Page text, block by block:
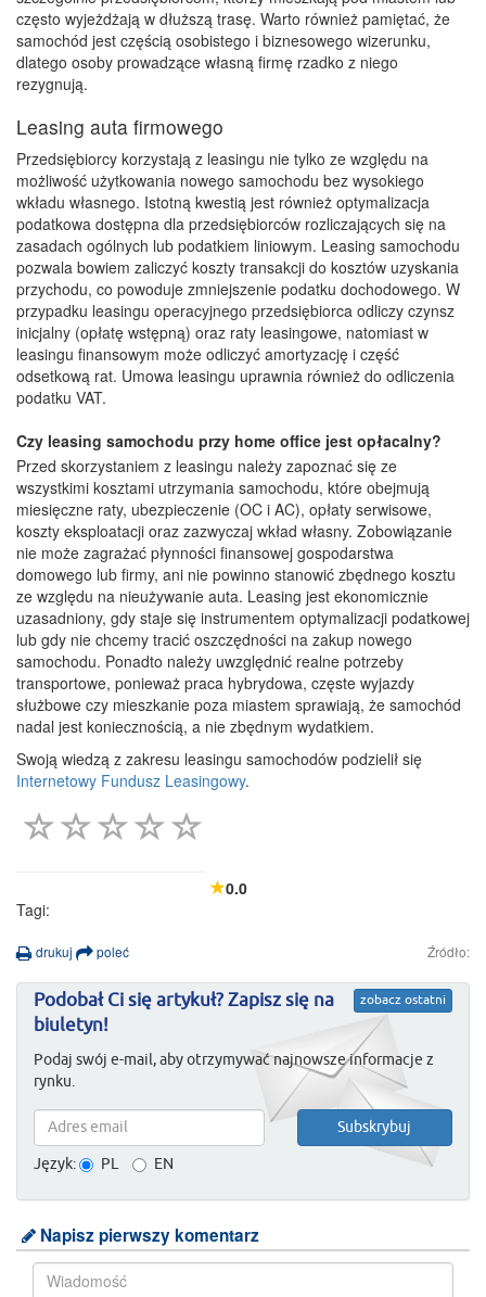
często wyjeżdżają w dłuższą trasę. Warto również pamiętać, że
samochód jest częścią osobistego i biznesowego wizerunku,
dlatego osoby prowadzące własną firmę rzadko z niego
rezygnują.
Leasing auta firmowego
Przedsiębiorcy korzystają z leasingu nie tylko ze względu na
możliwość użytkowania nowego samochodu bez wysokiego
wkładu własnego. Istotną kwestią jest również optymalizacja
podatkowa dostępna dla przedsiębiorców rozliczających się na
zasadach ogólnych lub podatkiem liniowym. Leasing samochodu
pozwala bowiem zaliczyć koszty transakcji do kosztów uzyskania
przychodu, co powoduje zmniejszenie podatku dochodowego. W
przypadku leasingu operacyjnego przedsiębiorca odliczy czynsz
inicjalny (opłatę wstępną) oraz raty leasingowe, natomiast w
leasingu finansowym może odliczyć amortyzację i część
odsetkową rat. Umowa leasingu uprawnia również do odliczenia
podatku VAT.
Czy leasing samochodu przy home office jest opłacalny?
Przed skorzystaniem z leasingu należy zapoznać się ze
wszystkimi kosztami utrzymania samochodu, które obejmują
miesięczne raty, ubezpieczenie (OC i AC), opłaty serwisowe,
koszty eksploatacji oraz zazwyczaj wkład własny. Zobowiązanie
nie może zagrażać płynności finansowej gospodarstwa
domowego lub firmy, ani nie powinno stanowić zbędnego kosztu
ze względu na nieużywanie auta. Leasing jest ekonomicznie
uzasadniony, gdy staje się instrumentem optymalizacji podatkowej
lub gdy nie chcemy tracić oszczędności na zakup nowego
samochodu. Ponadto należy uwzględnić realne potrzeby
transportowe, ponieważ praca hybrydowa, częste wyjazdy
służbowe czy mieszkanie poza miastem sprawiają, że samochód
nadal jest koniecznością, a nie zbędnym wydatkiem.
Swoją wiedzą z zakresu leasingu samochodów podzielił się
Internetowy Fundusz Leasingowy.
0.0
Tagi:
drukuj poleć Źródło:
zobacz ostatni
Podobał Ci się artykuł? Zapisz się na
biuletyn!
Podaj swój e-mail, aby otrzymywać najnowsze informacje z
rynku.
Język: PL EN
Napisz pierwszy komentarz